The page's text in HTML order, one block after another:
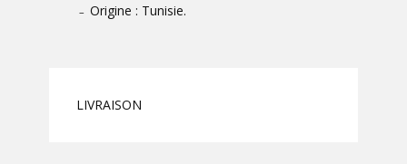
– Origine : Tunisie.
LIVRAISON